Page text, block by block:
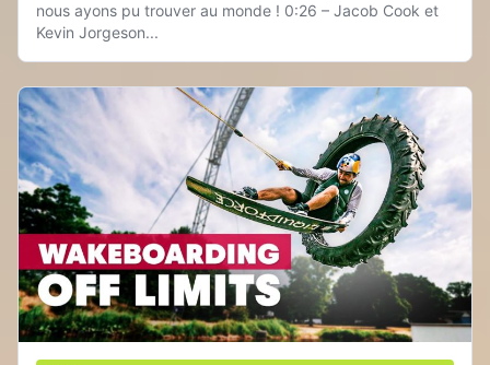
nous ayons pu trouver au monde ! 0:26 – Jacob Cook et
Kevin Jorgeson...